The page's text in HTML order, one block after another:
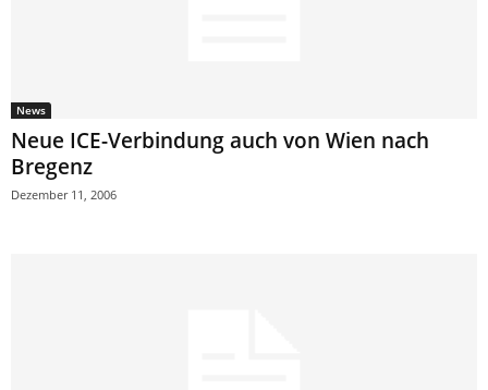
News
Neue ICE-Verbindung auch von Wien nach
Bregenz
Dezember 11, 2006